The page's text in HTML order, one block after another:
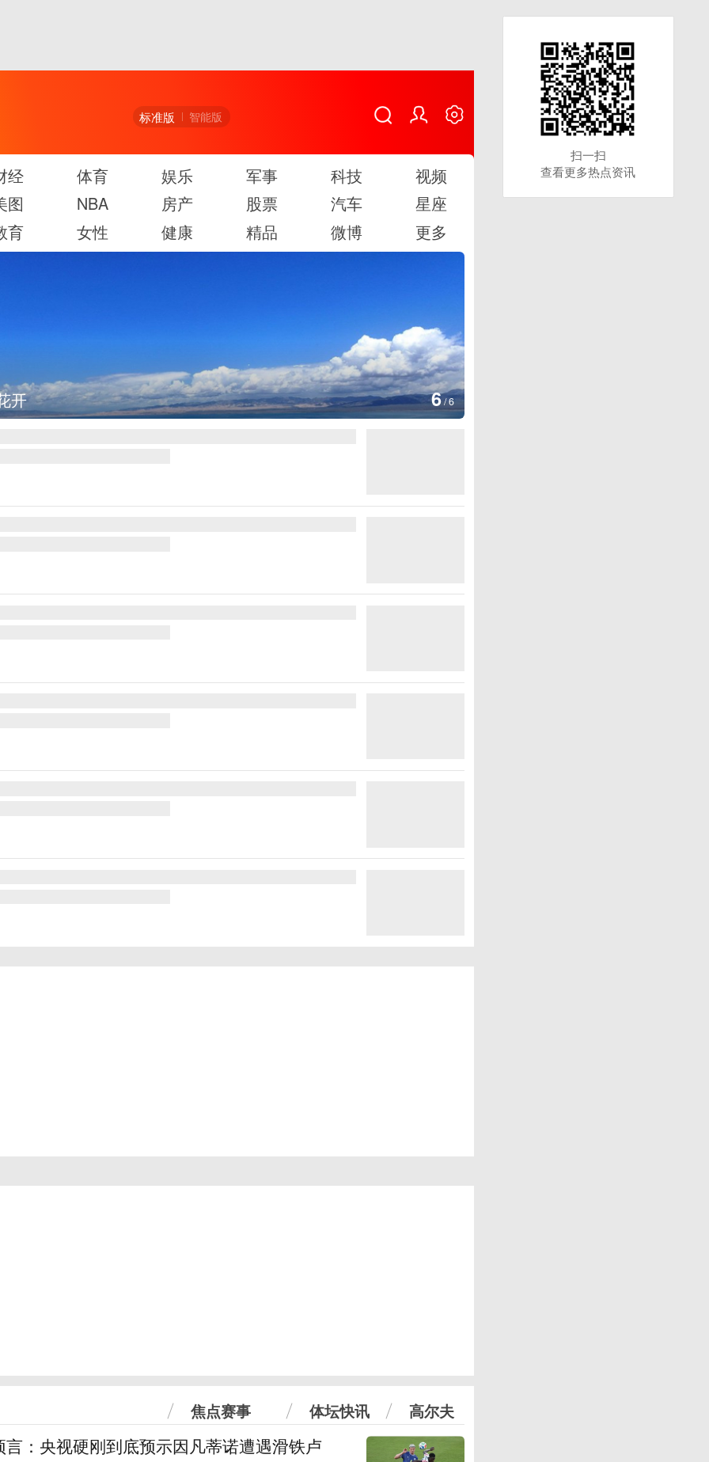
标准版 智能版
经 体育 娱乐 军事 科技
视频
图
NBA 房产 股票 汽车
星座
育
女性 健康 精品 微博 更多
姆邦遭遇洪灾 1/6
焦点赛事 体坛快讯 高尔夫
：央视硬刚到底预示因凡蒂诺遭遇滑铁卢
扫一扫
查看更多热点资讯
扫一扫
查看更多热点资讯